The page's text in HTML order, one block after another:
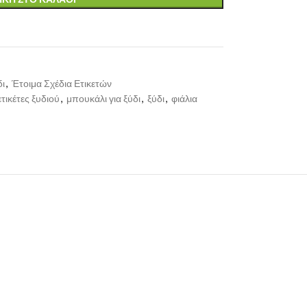
, Έτοιμα Σχέδια Ετικετών
ξυδιού, μπουκάλι για ξύδι, ξύδι, φιάλια